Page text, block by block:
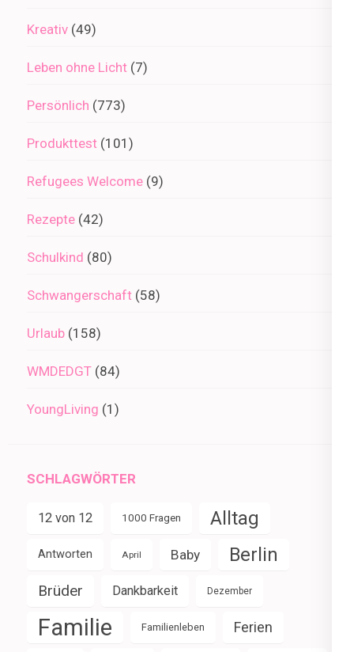
Kreativ (49)
Leben ohne Licht (7)
Persönlich (773)
Produkttest (101)
Refugees Welcome (9)
Rezepte (42)
Schulkind (80)
Schwangerschaft (58)
Urlaub (158)
WMDEDGT (84)
YoungLiving (1)
SCHLAGWÖRTER
12 von 12 1000 Fragen Alltag
Antworten April Baby Berlin
Brüder Dankbarkeit Dezember
Familie Familienleben Ferien